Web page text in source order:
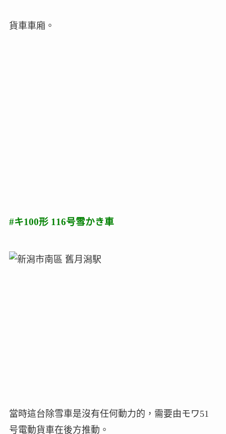
貨車車廂。
#キ100形 116号雪かき車
當時這台除雪車是沒有任何動力的，需要由モワ51
号電動貨車在後方推動。